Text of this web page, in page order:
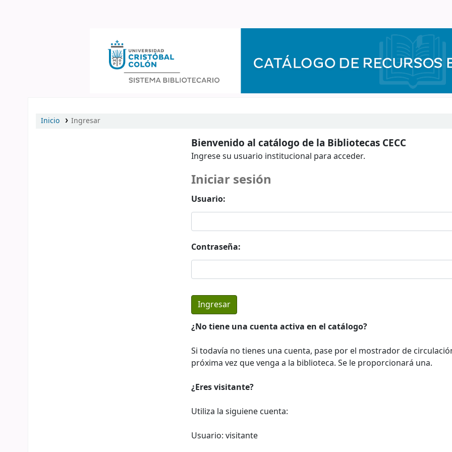
Inicio Ingresar
Bienvenido al catálogo de la Bibliotecas CECC
Ingrese su usuario institucional para acceder.
Iniciar sesión
Usuario:
Contraseña:
¿No tiene una cuenta activa en el catálogo?
Si todavía no tienes una cuenta, pase por el mostrador de
próxima vez que venga a la biblioteca. Se le proporcionará una.
¿Eres visitante?
Utiliza la siguiene cuenta:
Usuario: visitante